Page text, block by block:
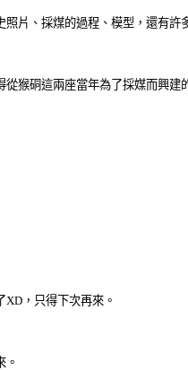
片、採煤的過程、模型，還有
猴硐這兩座當年為了採媒而興建
，只得下次再來。
。